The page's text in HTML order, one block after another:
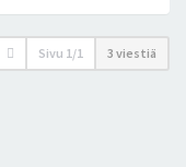
Sivu 1 /1 3 viestiä